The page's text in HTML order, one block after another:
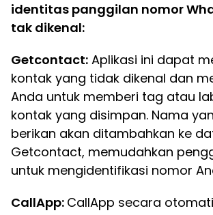
identitas panggilan nomor
tak dikenal:
Getcontact: Aplikasi ini dapat
kontak yang tidak dikenal dan
Anda untuk memberi tag atau
kontak yang disimpan. Nama
berikan akan ditambahkan ke
Getcontact, memudahkan
untuk mengidentifikasi nomor
CallApp: CallApp secara